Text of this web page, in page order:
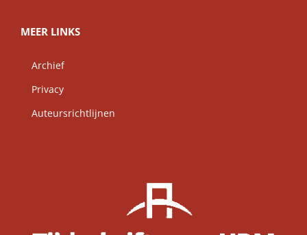
MEER LINKS
Archief
Privacy
Auteursrichtlijnen